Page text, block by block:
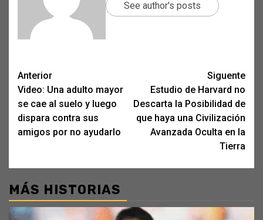
See author's posts
Post
navigation
Anterior
Video: Una adulto mayor
se cae al suelo y luego
dispara contra sus
amigos por no ayudarlo
Siguente
Estudio de Harvard no
Descarta la Posibilidad de
que haya una Civilización
Avanzada Oculta en la
Tierra
MÁS HISTORIAS